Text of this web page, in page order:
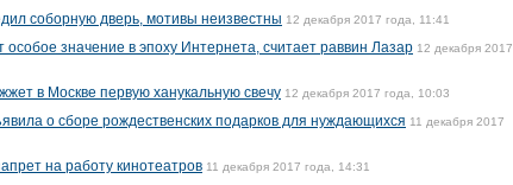
соборную дверь, мотивы неизвестны 12 декабря 2017 года, 11:41
особое значение в эпоху Интернета, считает раввин Лазар 12 декабря 2017
в Москве первую ханукальную свечу 12 декабря 2017 года, 10:03
о сборе рождественских подарков для нуждающихся 11 декабря 2017
на работу кинотеатров 11 декабря 2017 года, 14:31